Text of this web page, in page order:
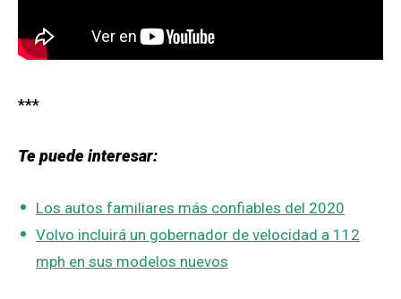
***
Te puede interesar:
Los autos familiares más confiables del 2020
Volvo incluirá un gobernador de velocidad a 112
mph en sus modelos nuevos